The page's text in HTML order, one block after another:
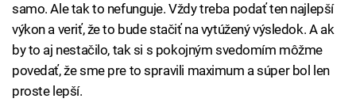
samo. Ale tak to nefunguje. Vždy treba podať ten najlepší
výkon a veriť, že to bude stačiť na vytúžený výsledok. A ak
by to aj nestačilo, tak si s pokojným svedomím môžme
povedať, že sme pre to spravili maximum a súper bol len
proste lepší.